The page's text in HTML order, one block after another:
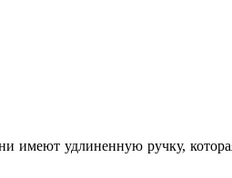
имеют удлиненную ручку,